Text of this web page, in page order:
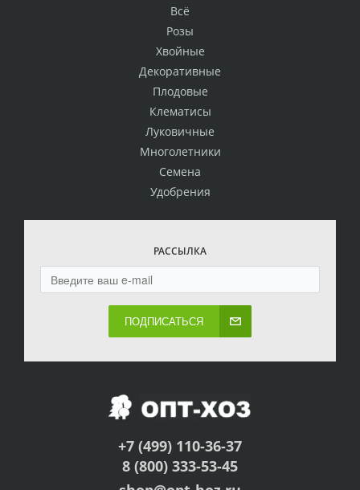
Всё
Розы
Хвойные
Декоративные
Плодовые
Клематисы
Луковичные
Многолетники
Семена
Удобрения
РАССЫЛКА
ПОДПИСАТЬСЯ
+7 (499) 110-36-37
8 (800) 333-53-45